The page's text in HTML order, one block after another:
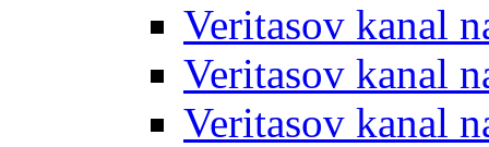
Veritasov kanal
Veritasov kanal
Veritasov kanal